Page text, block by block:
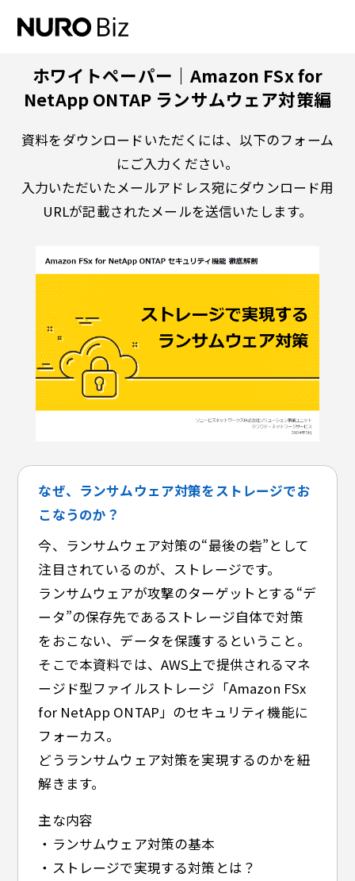
ホワイトペーパー｜Amazon FSx for
NetApp ONTAP ランサムウェア対策編
資料をダウンロードいただくには、以下のフォーム
にご入力ください。
入力いただいたメールアドレス宛にダウンロード用
URLが記載されたメールを送信いたします。
なぜ、ランサムウェア対策をストレージでお
こなうのか？
今、ランサムウェア対策の“最後の砦”として
注目されているのが、ストレージです。
ランサムウェアが攻撃のターゲットとする“デ
ータ”の保存先であるストレージ自体で対策
をおこない、データを保護するということ。
そこで本資料では、AWS上で提供されるマネ
ージド型ファイルストレージ「Amazon FSx
for NetApp ONTAP」のセキュリティ機能に
フォーカス。
どうランサムウェア対策を実現するのかを紐
解きます。
主な内容
・ランサムウェア対策の基本
・ストレージで実現する対策とは？